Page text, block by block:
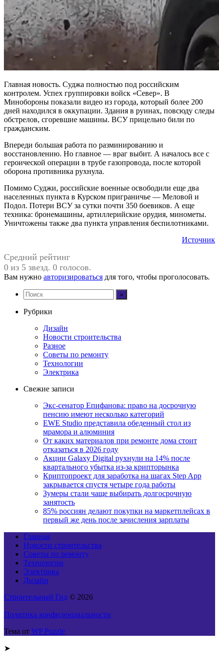
Главная новость. Суджа полностью под российским
контролем. Успех группировки войск «Север». В
Минобороны показали видео из города, который более 200
дней находился в оккупации. Здания в руинах, повсюду следы
обстрелов, сгоревшие машины. ВСУ прицельно били по
гражданским.
Впереди большая работа по разминированию и
восстановлению. Но главное — враг выбит. А началось все с
героической операции в трубе газопровода, после которой
оборона противника рухнула.
Помимо Суджи, российские военные освободили еще два
населенных пункта в Курском приграничье — Меловой и
Подол. Потери ВСУ за сутки почти 350 боевиков. А еще
техника: бронемашины, артиллерийские орудия, минометы.
Уничтожены также два пункта управления беспилотниками.
Источник
Средний рейтинг
0 из 5 звезд. 0 голосов.
Вам нужно авторизироваться для того, чтобы проголосовать.
Рубрики
Дизайн
Новости строительства
Разное
Советы по ремонту
Технологии
Электрика
Свежие записи
Экс-сенатор Епифанова: право на досрочную
пенсию имеют несколько категорий
EWE Studio представила обеденный стол из
мрамора и алюминия
От каких материалов при ремонте дома стоит
отказаться в 2026 году
Акции Galaxy Digital рухнули на 14% после
квартального убытка из-за крипторынка
Криптопроект для заработка на шагах Step App
закрывается спустя четыре года работы
Зумеры стали чаще выбирать долгосрочную
занятость
85% россиян делают покупки на маркетплейсах в
первый же день после зачисления зарплаты
Главная
Новости строительства
Советы по ремонту
Технологии
Электрика
Дизайн
Строительный Гид © 2026
Политика конфиденциальности
Тема от WP Puzzle
➤